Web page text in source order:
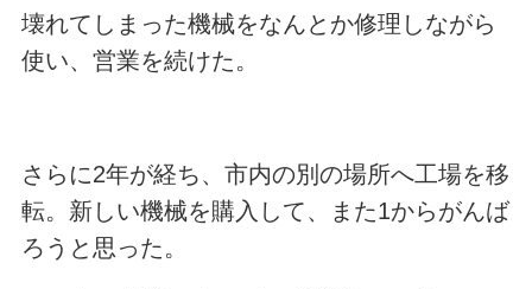
壊れてしまった機械をなんとか修理しながら
使い、営業を続けた。
さらに2年が経ち、市内の別の場所へ工場を移
転。新しい機械を購入して、また1からがんば
ろうと思った。